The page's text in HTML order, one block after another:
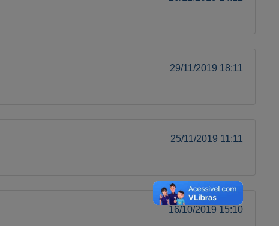
29/11/2019 18:11
25/11/2019 11:11
16/10/2019 15:10